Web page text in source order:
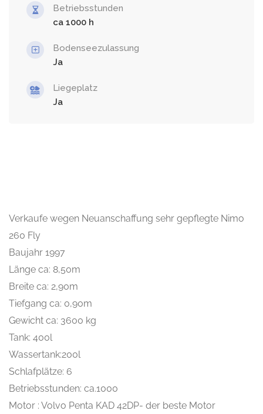
Betriebsstunden
ca 1000
Bodenseezulassung
Ja
Liegeplatz
Ja
Verkaufe wegen Neuanschaffung sehr gepflegte Nimo
260 Fly
Baujahr 1997
Länge ca: 8,50m
Breite ca: 2,90m
Tiefgang ca: 0,90m
Gewicht ca: 3600 kg
Tank: 400l
Wassertank:200l
Schlafplätze: 6
Betriebsstunden: ca.1000
Motor : Volvo Penta KAD 42DP- der beste Motor